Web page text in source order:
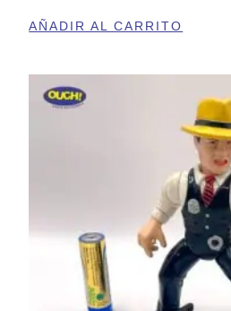
AÑADIR AL CARRITO